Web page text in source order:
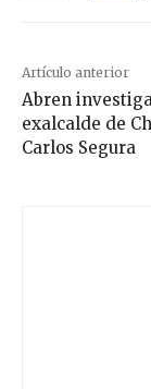
Artículo anterior
Abren
exalcalde de
Carlos Segura